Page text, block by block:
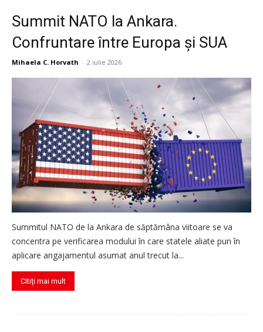
Summit NATO la Ankara.
Confruntare între Europa și SUA
Mihaela C. Horvath - 2 iulie 2026
Summitul NATO de la Ankara de săptămâna viitoare se va
concentra pe verificarea modului în care statele aliate pun în
aplicare angajamentul asumat anul trecut la...
Citiți mai mult